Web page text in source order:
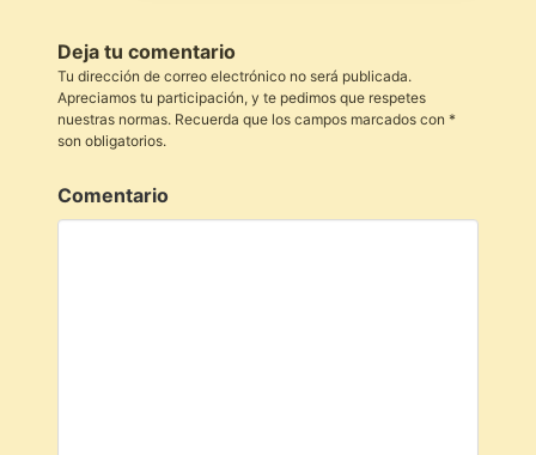
Deja tu comentario
Tu dirección de correo electrónico no será publicada.
Apreciamos tu participación, y te pedimos que respetes
nuestras normas. Recuerda que los campos marcados con *
son obligatorios.
Comentario